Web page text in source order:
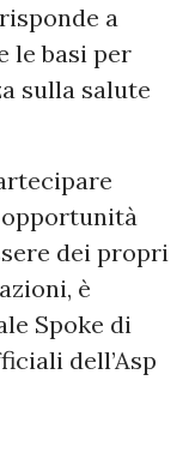
a
le basi per
sulla salute
dei propri
è
Spoke di
dell’Asp